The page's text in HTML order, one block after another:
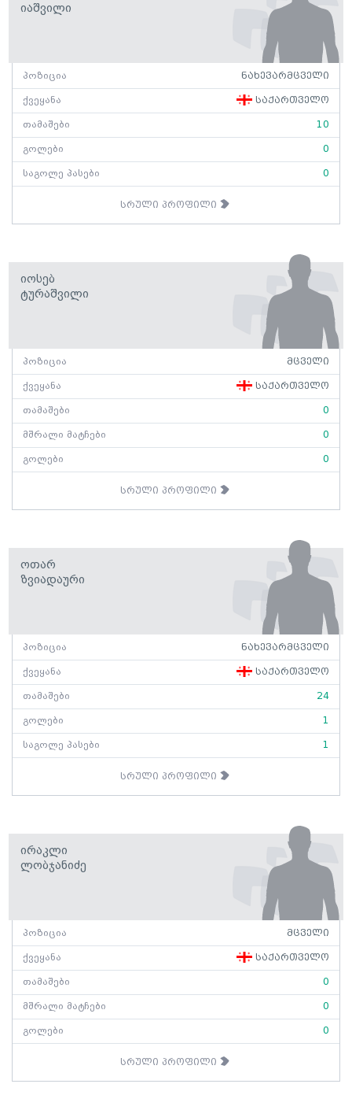
Იაშვილი
პოზიცია ნახევარმცველი
ქვეყანა საქართველო
თამაშები 10
გოლები 0
საგოლე პასები 0
სრული პროფილი
Იოსებ
Ტურაშვილი
პოზიცია მცველი
ქვეყანა საქართველო
თამაშები 0
მშრალი მატჩები 0
გოლები 0
სრული პროფილი
Ოთარ
Ზვიადაური
პოზიცია ნახევარმცველი
ქვეყანა საქართველო
თამაშები 24
გოლები 1
საგოლე პასები 1
სრული პროფილი
Ირაკლი
Ლობჯანიძე
პოზიცია მცველი
ქვეყანა საქართველო
თამაშები 0
მშრალი მატჩები 0
გოლები 0
სრული პროფილი